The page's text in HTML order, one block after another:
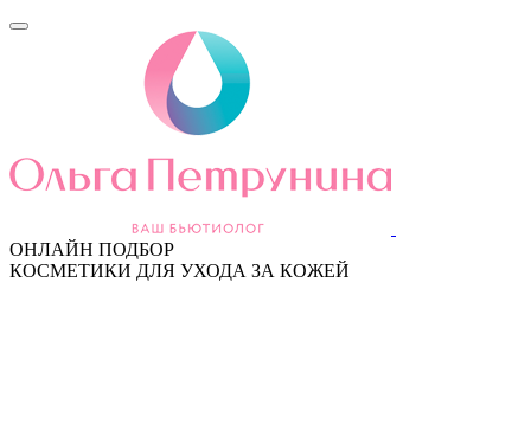
ОНЛАЙН ПОДБОР
КОСМЕТИКИ ДЛЯ УХОДА ЗА КОЖЕЙ